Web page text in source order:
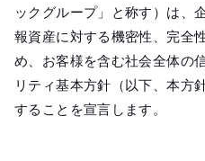
採
ックグループ」と称す）は、
報資産に対する機密性、完全
め、お客様を含む社会全体の
リティ基本方針（以下、本方
することを宣言します。